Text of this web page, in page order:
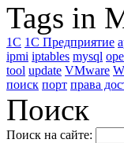
Tags in
1C 1С Предприятие
ipmi iptables mysql
tool update VMware
поиск порт права
Поиск
Поиск на сайте: